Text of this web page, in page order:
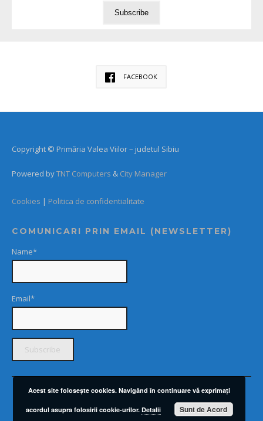
FACEBOOK
Copyright © Primăria Valea Viilor – judetul Sibiu
Powered byTNT Computers & City Manager
Cookies | Politica de confidentialitate
COMUNICARI PRIN EMAIL (NEWSLETTER)
Name*
Email*
Acest site foloseşte cookies. Navigând în continuare vă exprimaţi
acordul asupra folosirii cookie-urilor. Detalii Sunt de Acord